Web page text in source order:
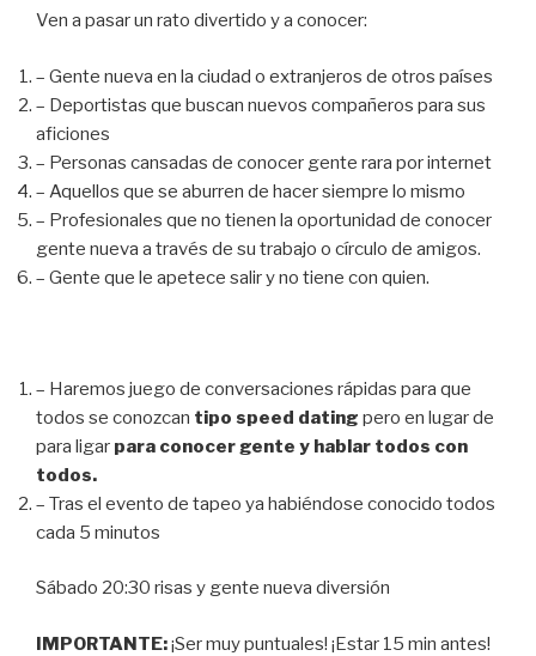
Ven a pasar un rato divertido y a conocer:
– Gente nueva en la ciudad o extranjeros de otros países
– Deportistas que buscan nuevos compañeros para sus
aficiones
– Personas cansadas de conocer gente rara por internet
– Aquellos que se aburren de hacer siempre lo mismo
– Profesionales que no tienen la oportunidad de conocer
gente nueva a través de su trabajo o círculo de amigos.
– Gente que le apetece salir y no tiene con quien.
– Haremos juego de conversaciones rápidas para que
todos se conozcan tipo speed dating pero en lugar de
para ligar para conocer gente y hablar todos con
todos.
– Tras el evento de tapeo ya habiéndose conocido todos
cada 5 minutos
Sábado 20:30 risas y gente nueva diversión
IMPORTANTE:¡Ser muy puntuales! ¡Estar 15 min antes!